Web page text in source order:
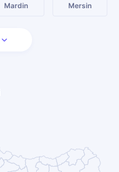
Mardin Mersin